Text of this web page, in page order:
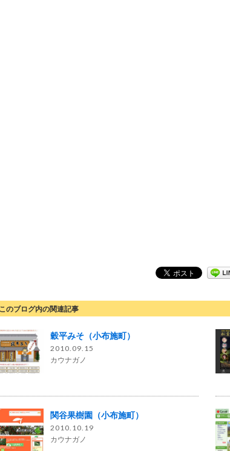
このブログ内の関連記事
穀平みそ（小布施町）
2010.09.15
カウナガノ
関谷果樹園（小布施町）
2010.10.19
カウナガノ